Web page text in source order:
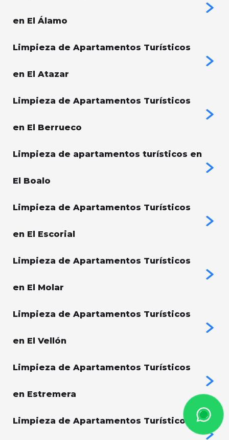
en El Álamo
Limpieza de Apartamentos Turísticos
en El Atazar
Limpieza de Apartamentos Turísticos
en El Berrueco
Limpieza de apartamentos turísticos en
El Boalo
Limpieza de Apartamentos Turísticos
en El Escorial
Limpieza de Apartamentos Turísticos
en El Molar
Limpieza de Apartamentos Turísticos
en El Vellón
Limpieza de Apartamentos Turísticos
en Estremera
Limpieza de Apartamentos Turísticos